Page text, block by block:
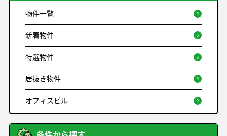
物件一覧
新着物件
特選物件
居抜き物件
オフィスビル